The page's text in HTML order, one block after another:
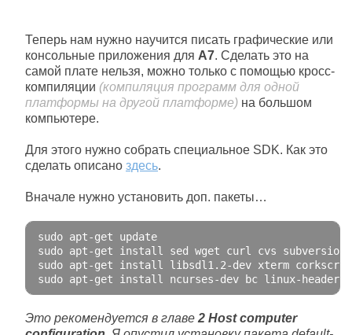
Теперь нам нужно научится писать графические или
консольные приложения для А7. Сделать это на
самой плате нельзя, можно только с помощью кросс-
компиляции (компиляция программ для одной
платформы на другой платформе) на большом
компьютере.
Для этого нужно собрать специальное SDK. Как это
сделать описано здесь.
Вначале нужно установить доп. пакеты…
sudo apt-get update
sudo apt-get install sed wget curl cvs
sudo apt-get install libsdl1 .2-dev xterm
sudo apt-get install ncurses-dev bc linux- headers
Это рекомендуется в главе 2 Host computer